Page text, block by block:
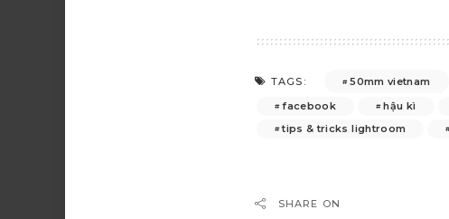
TAGS: 50mm vietnam
facebook
hậu kì
tips & tricks lightroom
SHARE ON